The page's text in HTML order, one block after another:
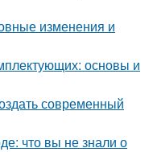
изменения и
основы и
современный
что вы не знали о